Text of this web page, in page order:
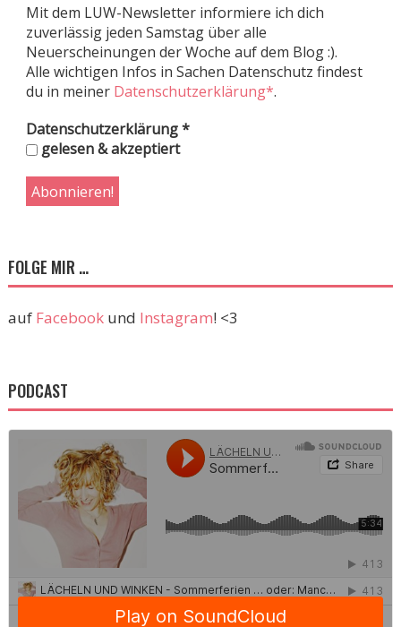
Mit dem LUW-Newsletter informiere ich dich
zuverlässig jeden Samstag über alle
Neuerscheinungen der Woche auf dem Blog :).
Alle wichtigen Infos in Sachen Datenschutz findest
du in meiner Datenschutzerklärung*.
Datenschutzerklärung*
gelesen & akzeptiert
FOLGE MIR …
auf Facebookund Instagram! <3
PODCAST